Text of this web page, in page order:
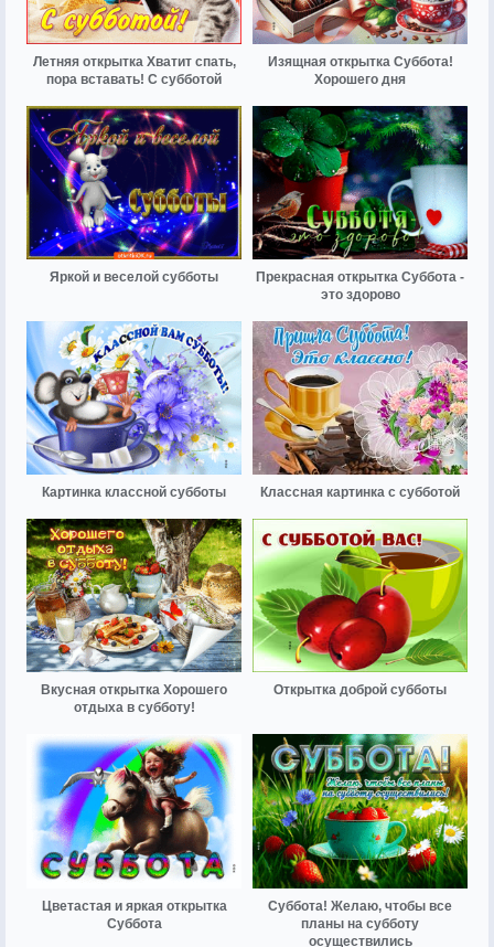
Летняя открытка Хватит спать,
пора вставать! С субботой
Изящная открытка Суббота!
Хорошего дня
Яркой и веселой субботы
Прекрасная открытка Суббота -
это здорово
Картинка классной субботы Классная картинка с субботой
Вкусная открытка Хорошего
отдыха в субботу!
Открытка доброй субботы
Цветастая и яркая открытка
Суббота
Суббота! Желаю, чтобы все
планы на субботу
осуществились